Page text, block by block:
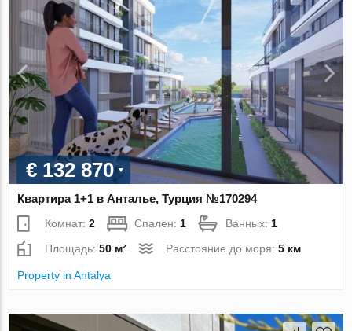
€ 132 870
Квартира 1+1 в Анталье, Турция №170294
Комнат:2 Спален: 1 Ванных: 1
Площадь:50 м² Расстояние до моря:5 км
Property in Antalya